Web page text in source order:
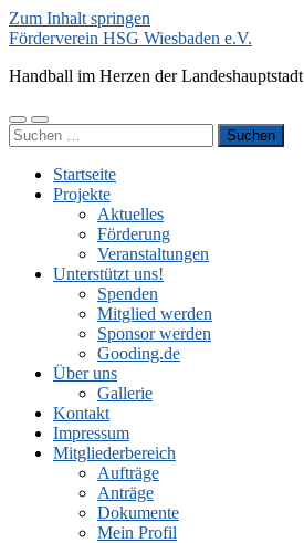
Zum Inhalt springen
Förderverein HSG Wiesbaden e.V.
Handball im Herzen der Landeshauptstadt
Mobile-
Menü
Suchfeld
ein-/ausblenden
Suchen
nach:
Startseite
Projekte
Aktuelles
Förderung
Veranstaltungen
Unterstützt uns!
Spenden
Mitglied werden
Sponsor werden
Gooding.de
Über uns
Gallerie
Kontakt
Impressum
Mitgliederbereich
Aufträge
Anträge
Dokumente
Mein Profil